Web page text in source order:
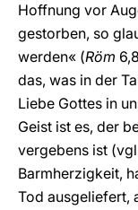
Hoffnung vor
gestorben, so
werden« (Röm
das, was in der
Liebe Gottes in
Geist ist es, der
vergebens ist
Barmherzigkeit,
Tod ausgeliefert,